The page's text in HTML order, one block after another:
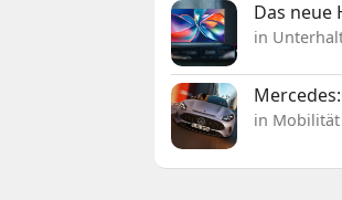
Das neue
in
in Mobilität